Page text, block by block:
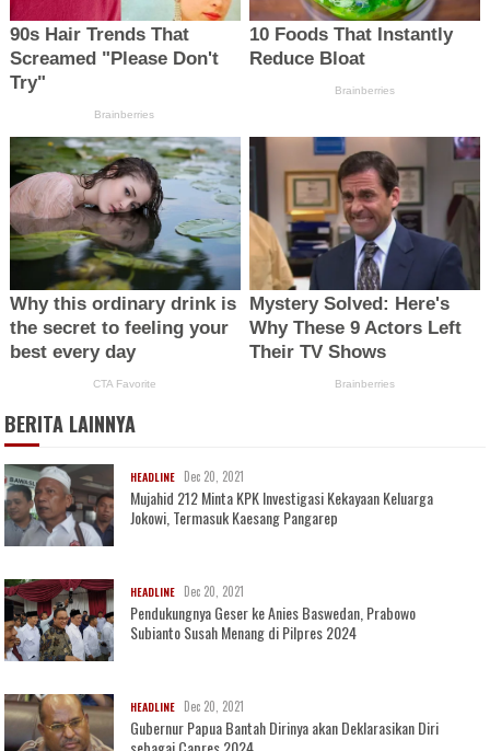
BERITA LAINNYA
HEADLINE Dec 20, 2021
Mujahid 212 Minta KPK Investigasi Kekayaan Keluarga
Jokowi, Termasuk Kaesang Pangarep
HEADLINE Dec 20, 2021
Pendukungnya Geser ke Anies Baswedan, Prabowo
Subianto Susah Menang di Pilpres 2024
HEADLINE Dec 20, 2021
Gubernur Papua Bantah Dirinya akan Deklarasikan Diri